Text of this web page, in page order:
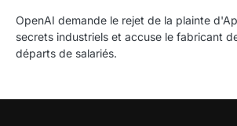
OpenAI demande le rejet de la plainte
secrets industriels et accuse le fabricant
départs de salariés.